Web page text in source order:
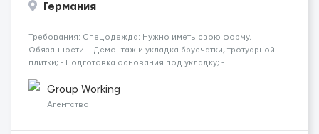
Германия
Требования: Спецодежда: Нужно иметь свою форму.
Обязанности: - Демонтаж и укладка брусчатки, тротуарной
плитки; - Подготовка основания под укладку; -
преимуществом: - Кладка кирпича и камня; - Опыт управления
мини-экскаватором /...
Group Working
Агентство